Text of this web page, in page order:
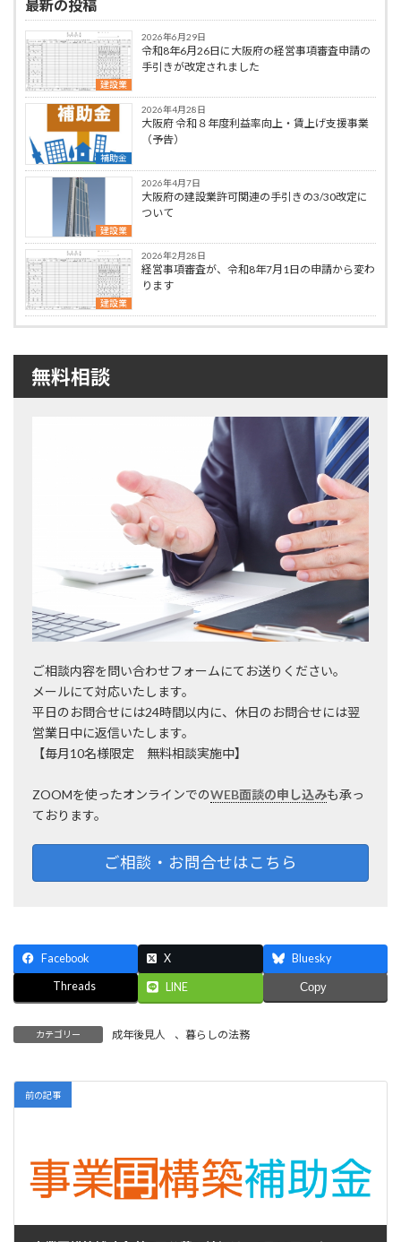
最新の投稿
建設業
2026年6月29日
令和8年6月26日に大阪府の経営事項審査申請の
手引きが改定されました
補助金
2026年4月28日
大阪府 令和８年度利益率向上・賃上げ支援事業
（予告）
建設業
2026年4月7日
大阪府の建設業許可関連の手引きの3/30改定に
ついて
建設業
2026年2月28日
経営事項審査が、令和8年7月1日の申請から変わ
ります
無料相談
ご相談内容を問い合わせフォームにてお送りください。
メールにて対応いたします。
平日のお問合せには24時間以内に、休日のお問合せには翌
営業日中に返信いたします。
【毎月10名様限定 無料相談実施中】
ZOOMを使ったオンラインでのWEB面談の申し込みも承っ
ております。
ご相談・お問合せはこちら
Facebook X Bluesky
Threads LINE Copy
カテゴリー 成年後見人 、 暮らしの法務
前の記事